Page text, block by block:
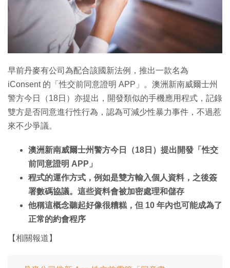
早前丹麥有公司為配合該國新法例，推出一款名為
iConsent 的「性交前同意證明 APP」。澳洲新南威爾士州
警方今日（18日）亦提出，開發類似的手機應用程式，記錄
雙方是否同意進行性行為，認為可減少性暴力事件，不過惹
來不少爭議。
澳洲新南威爾士州警方今日（18日）提出開發「性交
前同意證明 APP」
程式的運作方式，例如是雙方輸入個人資料，之後簽
署數碼協議。這些資料會被加密處理和儲存
他稱這概念聽起好像很糟糕，但 10 年內也可能成為了
正常的約會程序
【相關報道】